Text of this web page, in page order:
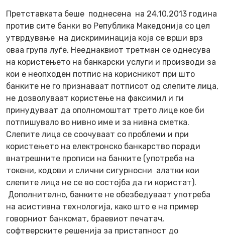
Претставката беше поднесена на 24.10.2013 година
против сите банки во Република Македонија со цел
утврдување на дискриминација која се врши врз
оваа група луѓе. Нееднаквиот третман се однесува
на користењето на банкарски услуги и производи за
кои е неопходен потпис на корисникот при што
банките не го признаваат потписот од слепите лица,
не дозволуваат користење на факсимил и ги
принудуваат да ополномоштат трето лице кое би
потпишувало во нивно име и за нивна сметка.
Слепите лица се соочуваат со проблеми и при
користењето на електронско банкарство поради
внатрешните прописи на банките (употреба на
токени, кодови и слични сигурносни алатки кои
слепите лица не се во состојба да ги користат).
Дополнително, банките не обезбедуваат употреба
на асистивна технологија, како што е на пример
говорниот банкомат, браевиот печатач,
софтверските решенија за пристапност до